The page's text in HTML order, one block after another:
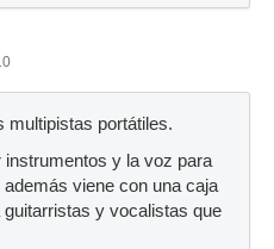
multipistas portátiles.
instrumentos y la voz para
además viene con una caja
y vocalistas que